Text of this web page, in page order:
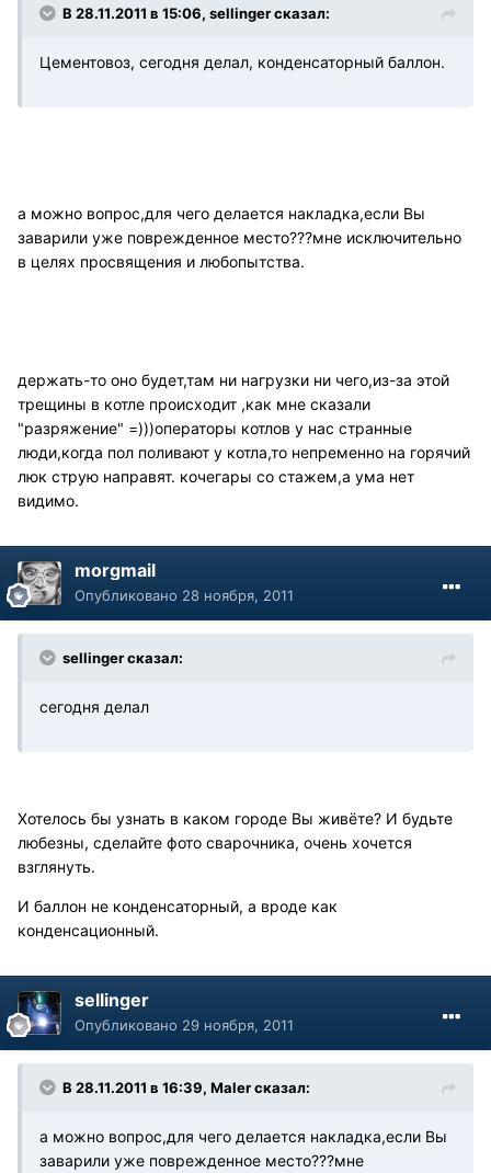
В 28.11.2011 в 15:06, sellinger сказал:
Цементовоз, сегодня делал, конденсаторный баллон.
а можно вопрос,для чего делается накладка,если Вы
заварили уже поврежденное место???мне исключительно
в целях просвящения и любопытства.
держать-то оно будет,там ни нагрузки ни чего,из-за этой
трещины в котле происходит ,как мне сказали
"разряжение" =)))операторы котлов у нас странные
люди,когда пол поливают у котла,то непременно на горячий
люк струю направят. кочегары со стажем,а ума нет
видимо.
morgmail
Опубликовано 28 ноября, 2011
sellinger сказал:
сегодня делал
Хотелось бы узнать в каком городе Вы живёте? И будьте
любезны, сделайте фото сварочника, очень хочется
взглянуть.
И баллон не конденсаторный, а вроде как
конденсационный.
sellinger
Опубликовано 29 ноября, 2011
В 28.11.2011 в 16:39, Maler сказал:
а можно вопрос,для чего делается накладка,если Вы
заварили уже поврежденное место???мне